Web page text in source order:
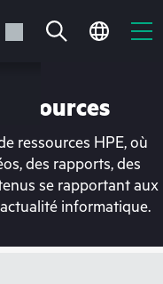
est
ressources HPE, où
des rapports, des
se rapportant aux
informatique.